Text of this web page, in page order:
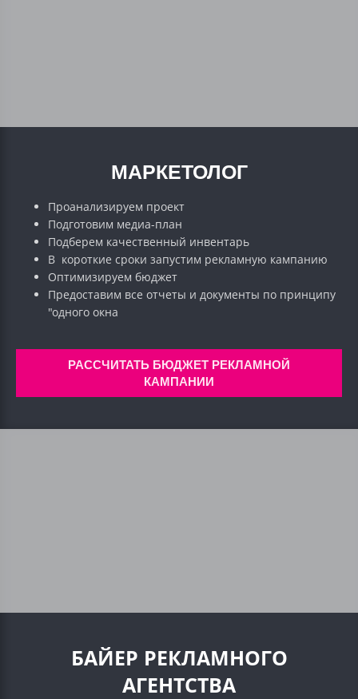
МАРКЕТОЛОГ
Проанализируем проект
Подготовим медиа-план
Подберем качественный инвентарь
В короткие сроки запустим рекламную кампанию
Оптимизируем бюджет
Предоставим все отчеты и документы по принципу
"одного окна
РАССЧИТАТЬ БЮДЖЕТ РЕКЛАМНОЙ
КАМПАНИИ
БАЙЕР РЕКЛАМНОГО
АГЕНТСТВА